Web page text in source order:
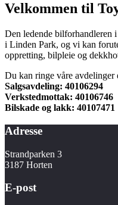
Velkommen til
Den ledende bilforhandleren
i Linden Park, og vi kan
oppretting, bilpleie og
Du kan ringe våre avdelinger
Salgsavdeling: 40106294
Verkstedmottak: 40106746
Bilskade og lakk: 40107471
Adresse
Strandparken 3
3187 Horten
E-post